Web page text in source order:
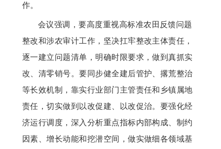
作。
会议强调，要高度重视高标准农田反馈问题
整改和涉农审计工作，坚决扛牢整改主体责任，
逐一建立问题清单，明确时限要求，做到真抓实
改、清零销号。要同步健全建后管护、撂荒整治
等长效机制，靠实行业部门主管责任和乡镇属地
责任，切实做到以改促建、以改促治。要强化经
济运行调度，深入分析重点指标内部构成、制约
因素、增长动能和挖潜空间，做实做细各领域基